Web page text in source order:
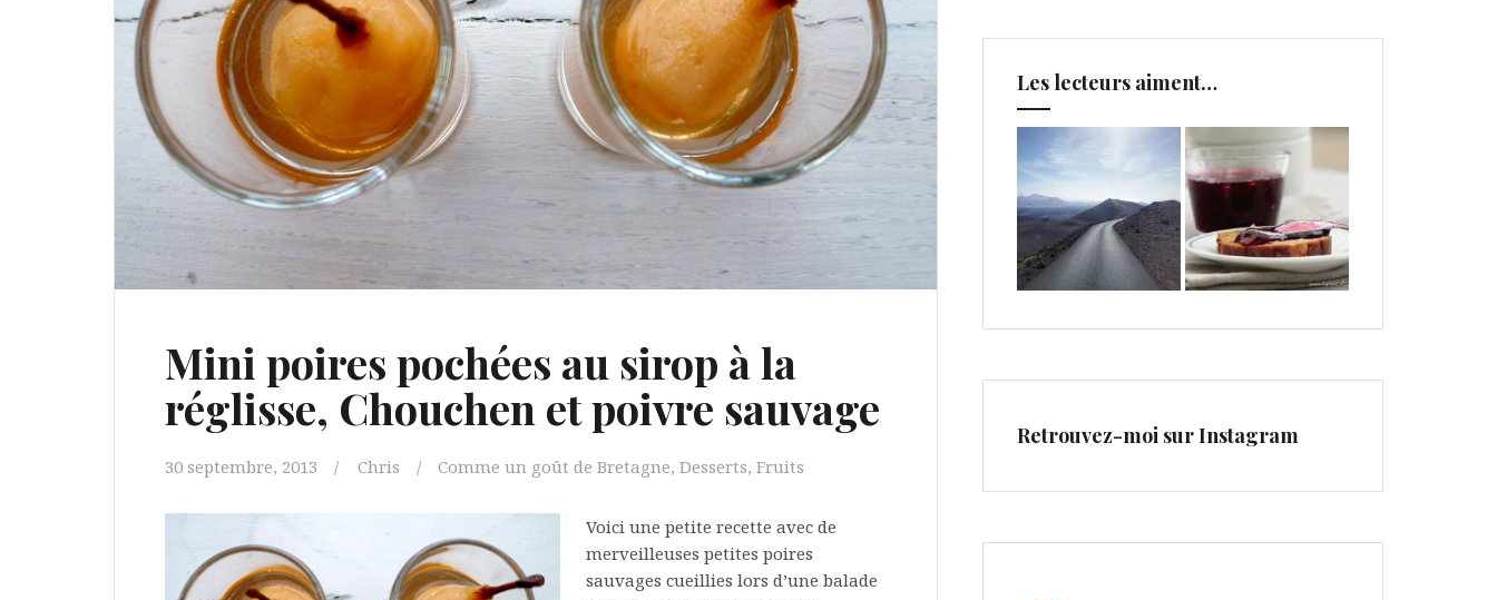
Mini poires pochées au sirop à la
réglisse, Chouchen et poivre sauvage
30 septembre, 2013 Chris Comme un goût de Bretagne, Desserts, Fruits
Voici une petite recette avec de
merveilleuses petites poires
sauvages cueillies lors d’une balade
Les lecteurs aiment…
Retrouvez-moi sur Instagram